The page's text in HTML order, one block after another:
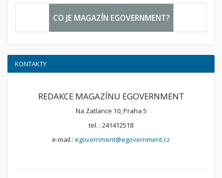
CO JE MAGAZÍN EGOVERNMENT?
KONTAKTY
REDAKCE MAGAZÍNU EGOVERNMENT
Na Zatlance 10, Praha 5
tel. : 241412518
e-mail.: egovernment@egovernment.cz